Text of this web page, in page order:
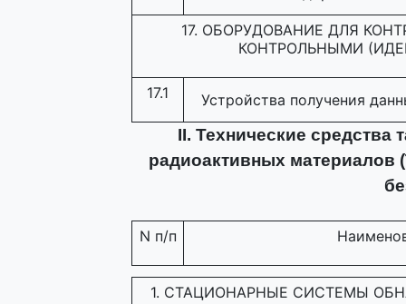
17. ОБОРУДОВАНИЕ ДЛЯ
КОНТРОЛЬНЫМИ
17.1 Устройства получения
II. Технические средства
радиоактивных материалов
N п/п
1. СТАЦИОНАРНЫЕ СИСТЕМЫ